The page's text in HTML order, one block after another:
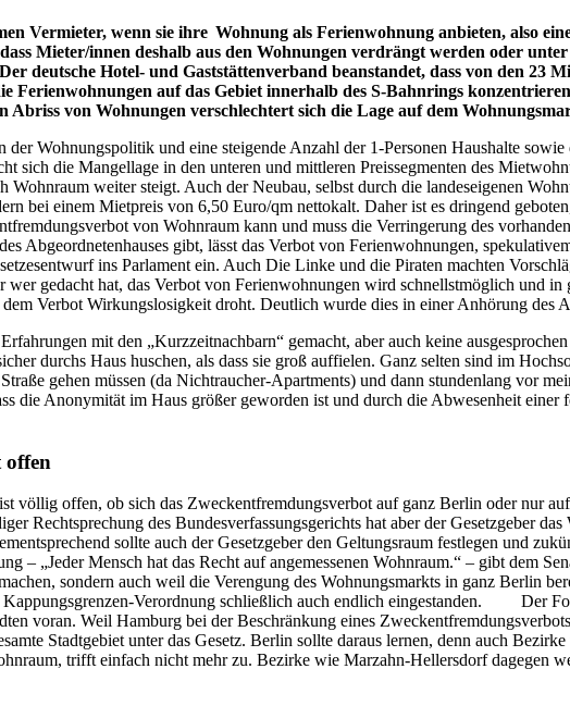
Vermieter, wenn sie ihre Wohnung als Ferienwohnung anbieten, also
Mieter/innen deshalb aus den Wohnungen verdrängt werden oder
deutsche Hotel- und Gaststättenverband beanstandet, dass von den
Ferienwohnungen auf das Gebiet innerhalb des S-Bahnrings
Abriss von Wohnungen verschlechtert sich die Lage
der Wohnungspolitik und eine steigende Anzahl der 1-Personen Haushalte
sich die Mangellage in den unteren und mittleren Preissegmenten des
Wohnraum weiter steigt. Auch der Neubau, selbst durch die landeseigenen
bei einem Mietpreis von 6,50 Euro/qm nettokalt. Daher ist es dringend
von Wohnraum kann und muss die Verringerung des
Abgeordnetenhauses gibt, lässt das Verbot von Ferienwohnungen,
ins Parlament ein. Auch Die Linke und die Piraten machten
wer gedacht hat, das Verbot von Ferienwohnungen wird schnellstmöglich und
dem Verbot Wirkungslosigkeit droht. Deutlich wurde dies in einer
mit den „Kurzzeitnachbarn“ gemacht, aber auch keine
durchs Haus huschen, als dass sie groß auffielen. Ganz selten sind im
gehen müssen (da Nichtraucher-Apartments) und dann stundenlang vor
die Anonymität im Haus größer geworden ist und durch die Abwesenheit
offen
völlig offen, ob sich das Zweckentfremdungsverbot auf ganz Berlin oder nur
Rechtsprechung des Bundesverfassungsgerichts hat aber der Gesetzgeber
sollte auch der Gesetzgeber den Geltungsraum festlegen und
– „Jeder Mensch hat das Recht auf angemessenen Wohnraum.“ – gibt
sondern auch weil die Verengung des Wohnungsmarkts in ganz Berlin
Kappungsgrenzen-Verordnung schließlich auch endlich eingestanden. Der
voran. Weil Hamburg bei der Beschränkung eines
Stadtgebiet unter das Gesetz. Berlin sollte daraus lernen, denn auch
trifft einfach nicht mehr zu. Bezirke wie Marzahn-Hellersdorf dagegen